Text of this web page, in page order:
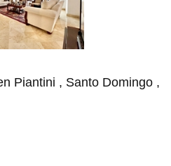
Piantini , Santo Domingo ,